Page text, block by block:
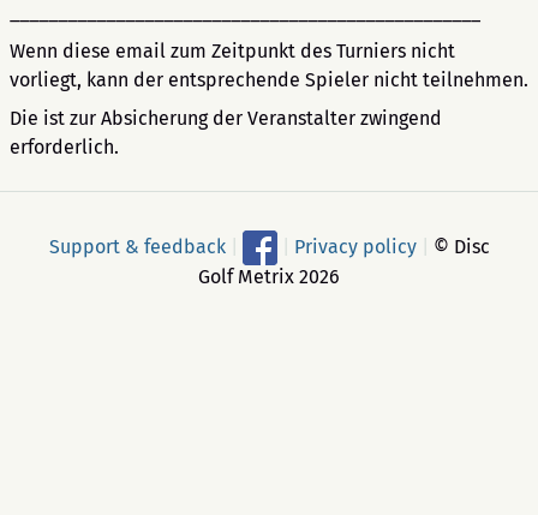
Wenn diese email zum Zeitpunkt des Turniers nicht
vorliegt, kann der entsprechende Spieler nicht teilnehmen.
Die ist zur Absicherung der Veranstalter zwingend
erforderlich.
Support & feedback Privacy policy
© Disc
Golf Metrix 2026